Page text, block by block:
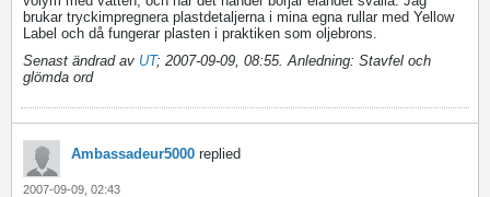
brukar tryckimpregnera plastdetaljerna i mina egna rullar med Yellow
Label och då fungerar plasten i praktiken som oljebrons.
Senast ändrad av UT; 2007-09-09, 08:55.Anledning: Stavfel och
glömda ord
Ambassadeur5000 replied
2007-09-09, 02:43